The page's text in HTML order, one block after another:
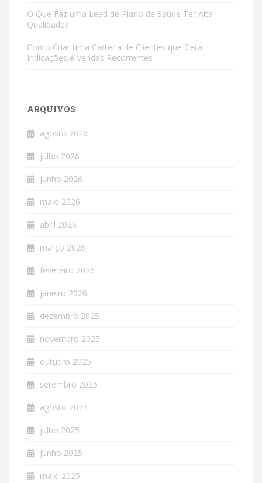
O Que Faz uma Lead de Plano de Saúde Ter Alta
Qualidade?
Como Criar uma Carteira de Clientes que Gera
Indicações e Vendas Recorrentes
ARQUIVOS
agosto 2026
julho 2026
junho 2026
maio 2026
abril 2026
março 2026
fevereiro 2026
janeiro 2026
dezembro 2025
novembro 2025
outubro 2025
setembro 2025
agosto 2025
julho 2025
junho 2025
maio 2025